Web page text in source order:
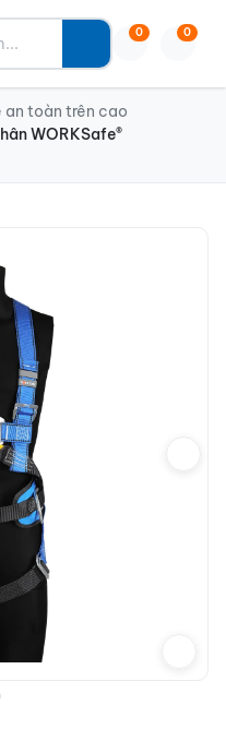
0 0
an toàn trên cao
WORKSafe®